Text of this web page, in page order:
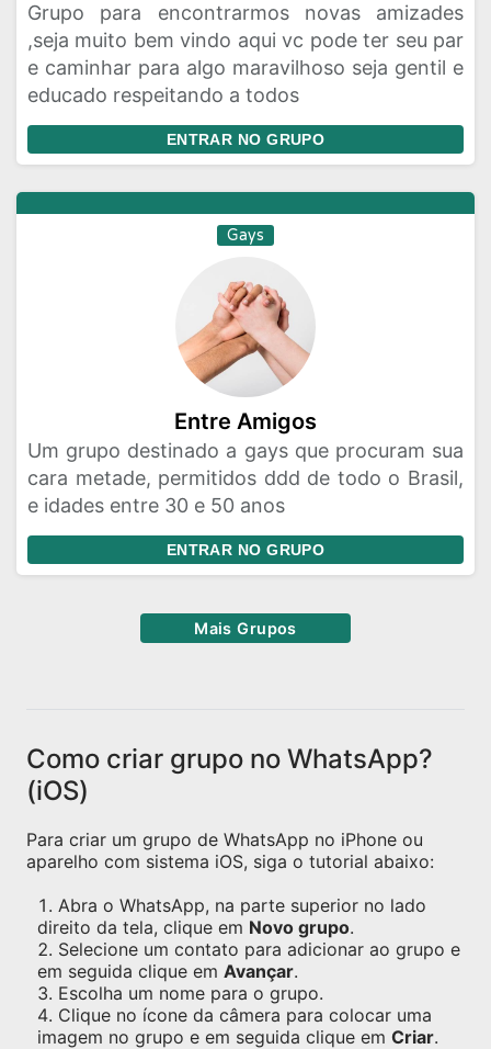
Grupo para encontrarmos novas amizades
,seja muito bem vindo aqui vc pode ter seu par
e caminhar para algo maravilhoso seja gentil e
educado respeitando a todos
ENTRAR NO GRUPO
Gays
Entre Amigos
Um grupo destinado a gays que procuram sua
cara metade, permitidos ddd de todo o Brasil,
e idades entre 30 e 50 anos
ENTRAR NO GRUPO
Mais Grupos
Como criar grupo no WhatsApp?
(iOS)
Para criar um grupo de WhatsApp no iPhone ou
aparelho com sistema iOS, siga o tutorial abaixo:
Abra o WhatsApp, na parte superior no lado
direito da tela, clique em Novo grupo.
Selecione um contato para adicionar ao grupo e
em seguida clique em Avançar.
Escolha um nome para o grupo.
Clique no ícone da câmera para colocar uma
imagem no grupo e em seguida clique em Criar.